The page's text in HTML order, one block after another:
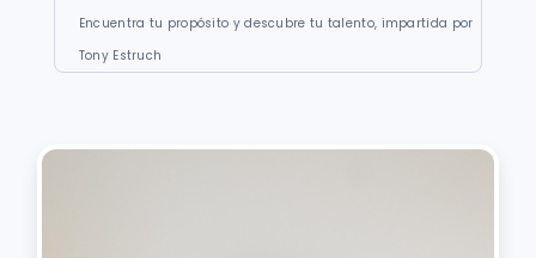
Encuentra tu propósito y descubre tu talento, impartida por
Tony Estruch